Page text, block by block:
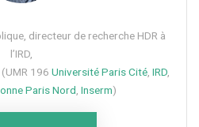
directeur de recherche HDR à
l’IRD,
(UMR 196 Université Paris Cité, IRD,
Paris Nord Inserm)